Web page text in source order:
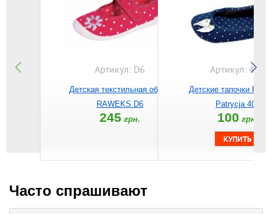
Артикул: D6
Детская текстильная обувь
RAWEKS D6
245 грн.
Артикул: 403
Детские тапочки
Patrycja 403
100 грн.
Часто спрашивают